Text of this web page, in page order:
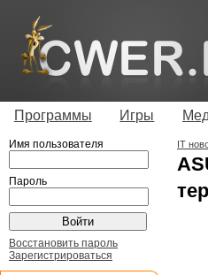
Программы Игры
IT
Имя пользователя
Пароль
Восстановить пароль
Зарегистрироваться